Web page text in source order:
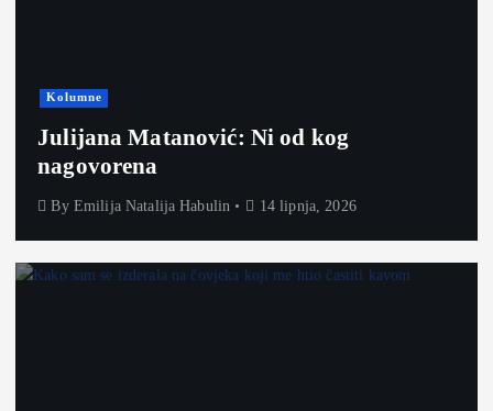
Kolumne
Julijana Matanović: Ni od kog
nagovorena
By Emilija Natalija Habulin 14 lipnja, 2026